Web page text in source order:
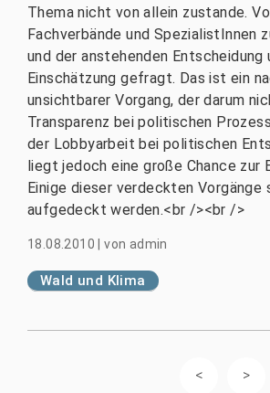
Thema nicht von allein zustande.
Fachverbände und SpezialistInnen
und der anstehenden Entscheidung
Einschätzung gefragt. Das ist ein
unsichtbarer Vorgang, der darum
Transparenz bei politischen
der Lobbyarbeit bei politischen
liegt jedoch eine große Chance zur
Einige dieser verdeckten Vorgänge
aufgedeckt werden.<br /><br />
18.08.2010 |von admin
Wald und Klima